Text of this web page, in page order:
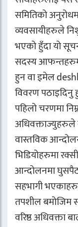
समितिको
व्यवसायीहरुले
भएको हुँदा यो
सदस्य
हुन वा इमेल
विवरण पठाइदिनु
पहिलो चरणमा
अधिवक्ताज्युहरुले
वास्तविक
भिडियोहरुमा
आन्दोलनमा
सहभागी
तपशील बमोजिम
वरिष्ठ अधिवक्ता